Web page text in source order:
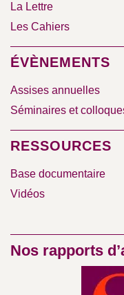
La Lettre
Les Cahiers
ÉVÈNEMENTS
Assises annuelles
Séminaires et
RESSOURCES
Base documentaire
Vidéos
Nos rapports